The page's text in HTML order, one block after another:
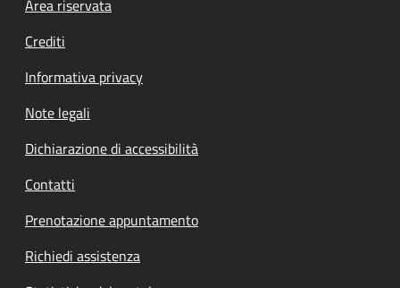
Area riservata
Crediti
Informativa privacy
Note legali
Dichiarazione di accessibilità
Contatti
Prenotazione appuntamento
Richiedi assistenza